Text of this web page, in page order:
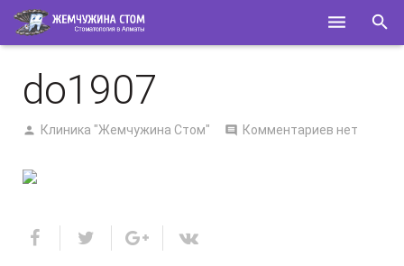
О НАС
КОНТАКТЫ
do1907
Клиника "Жемчужина Стом" Комментариев нет